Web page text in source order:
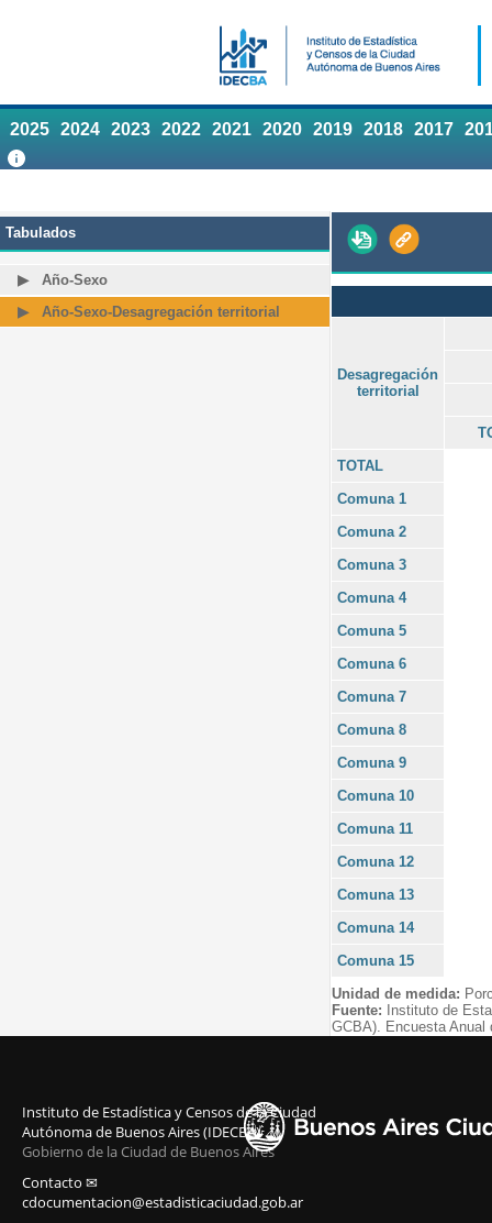
2025 2024 2023 2022 2021 2020 2019 2018 2017
Tabulados
Año-Sexo
Año-Sexo-Desagregación territorial
Desagregación
territorial
TOTAL
Comuna 1
Comuna 2
Comuna 3
Comuna 4
Comuna 5
Comuna 6
Comuna 7
Comuna 8
Comuna 9
Comuna 10
Comuna 11
Comuna 12
Comuna 13
Comuna 14
Comuna 15
Unidad de medida:
Fuente: Instituto de
GCBA). Encuesta Anual
Instituto de Estadística y Censos de la Ciudad
Autónoma de Buenos Aires (IDECBA)
Gobierno de la Ciudad de Buenos Aires
Contacto ✉
cdocumentacion@estadisticaciudad.gob.ar